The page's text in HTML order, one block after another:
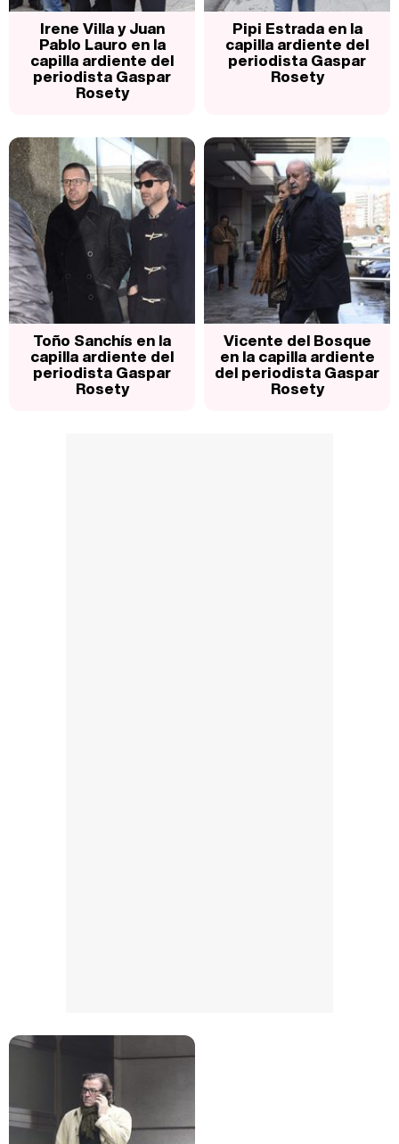
Irene Villa y Juan
Pablo Lauro en la
capilla ardiente del
periodista Gaspar
Rosety
Pipi Estrada en la
capilla ardiente del
periodista Gaspar
Rosety
Toño Sanchís en la
capilla ardiente del
periodista Gaspar
Rosety
Vicente del Bosque
en la capilla ardiente
del periodista Gaspar
Rosety